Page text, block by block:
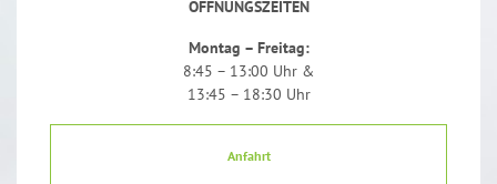
ÖFFNUNGSZEITEN
Montag – Freitag:
8:45 – 13:00 Uhr &
13:45 – 18:30 Uhr
Anfahrt